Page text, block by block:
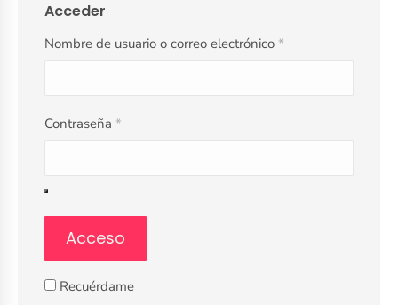
Acceder
Nombre de usuario o correo electrónico *
Contraseña *
Acceso
Recuérdame